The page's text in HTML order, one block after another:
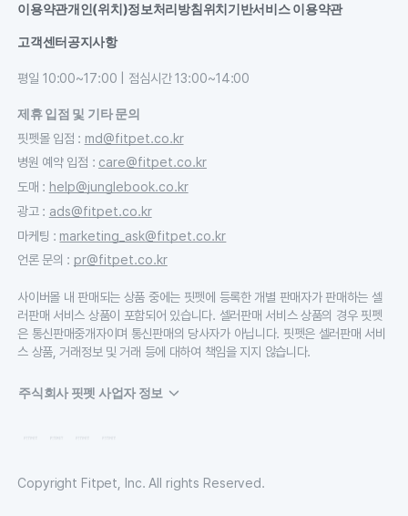
이용약관개인(위치)정보처리방침위치기반서비스 이용약관
고객센터공지사항
평일 10:00~17:00 | 점심시간 13:00~14:00
제휴 입점 및 기타 문의
핏펫몰 입점 : md@fitpet.co.kr
병원 예약 입점 : care@fitpet.co.kr
도매 : help@junglebook.co.kr
광고: ads@fitpet.co.kr
마케팅 : marketing_ask@fitpet.co.kr
언론 문의 : pr@fitpet.co.kr
사이버몰 내 판매되는 상품 중에는 핏펫에 등록한 개별 판매자가 판매하는 셀
러판매 서비스 상품이 포함되어 있습니다. 셀러판매 서비스 상품의 경우 핏펫
은 통신판매중개자이며 통신판매의 당사자가 아닙니다. 핏펫은 셀러판매 서비
스 상품, 거래정보 및 거래 등에 대하여 책임을 지지 않습니다.
주식회사 핏펫 사업자 정보
Copyright Fitpet, Inc. All rights Reserved.